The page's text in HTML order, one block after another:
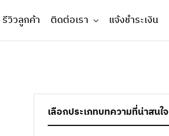
รีวิวลูกค้า ติดต่อเรา แจ้งชำระเงิน
เลือกประเภทบทความที่น่าสนใจ